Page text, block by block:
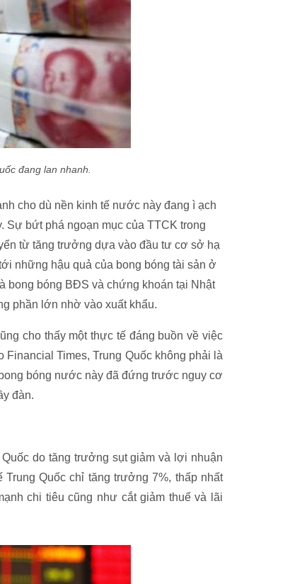
đang lan nhanh.
cho dù nền kinh tế nước này đang ì ạch
Sự bứt phá ngoạn mục của TTCK trong
từ tăng trưởng dựa vào đầu tư cơ sở hạ
những hậu quả của bong bóng tài sản ở
bong bóng BĐS và chứng khoán tại Nhật
phần lớn nhờ vào xuất khẩu.
cho thấy một thực tế đáng buồn về việc
Times, Trung Quốc không phải là
bóng nước này đã đứng trước nguy cơ
đàn.
do tăng trưởng sụt giảm và lợi nhuận
Quốc chỉ tăng trưởng 7%, thấp nhất
chi tiêu cũng như cắt giảm thuế và lãi